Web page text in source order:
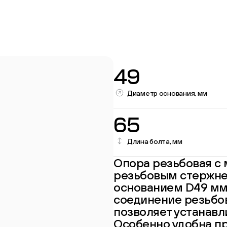
49
Диаметр основания, мм
65
Длина болта, мм
Опора резьбовая
резьбовым
основанием D49
соединение
позволяет
Особенно удобна
Перейти в каталог